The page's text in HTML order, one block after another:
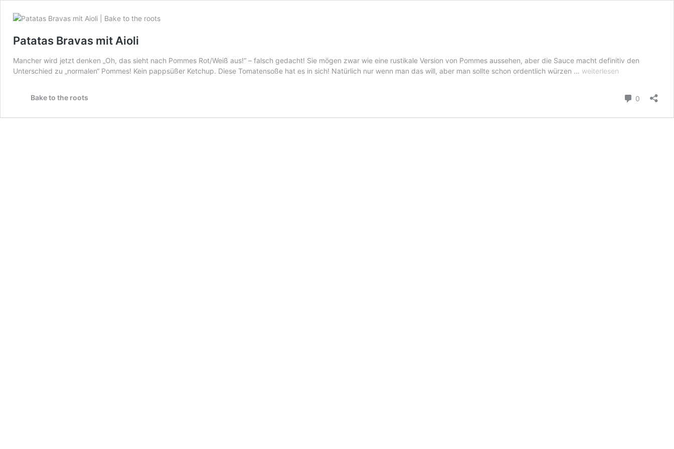
Patatas Bravas mit Aioli
Mancher wird jetzt denken „Oh, das sieht nach Pommes Rot/Weiß aus!“ – falsch gedacht! Sie mögen zwar wie eine rustikale Version von Pommes aussehen, aber die Sauce macht definitiv den
Unterschied zu „normalen“ Pommes! Kein pappsüßer Ketchup. Diese Tomatensoße hat es in sich! Natürlich nur wenn man das will, aber man sollte schon ordentlich würzen … Patatas
weiterlesen
Bake to the roots 0